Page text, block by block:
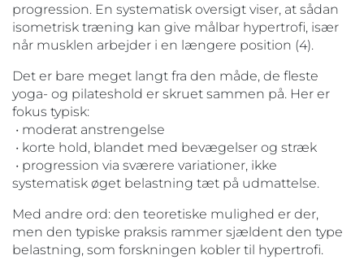
progression. En systematisk oversigt viser, at sådan
isometrisk træning kan give målbar hypertrofi, især
når musklen arbejder i en længere position (4).
Det er bare meget langt fra den måde, de fleste
yoga- og pilateshold er skruet sammen på. Her er
fokus typisk:
• moderat anstrengelse
• korte hold, blandet med bevægelser og stræk
• progression via sværere variationer, ikke
systematisk øget belastning tæt på udmattelse.
Med andre ord: den teoretiske mulighed er der,
men den typiske praksis rammer sjældent den type
belastning, som forskningen kobler til hypertrofi.